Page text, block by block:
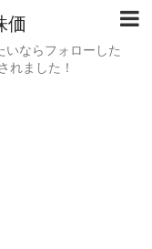
価
いならフォローした
れました！